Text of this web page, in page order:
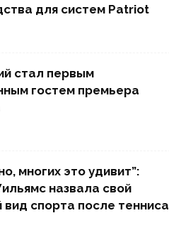
для систем Patriot
стал первым
гостем премьера
многих это удивит”:
назвала свой
спорта после тенниса